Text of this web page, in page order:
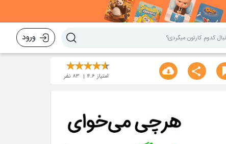
ورود
امتیاز 4.6
83 نفر